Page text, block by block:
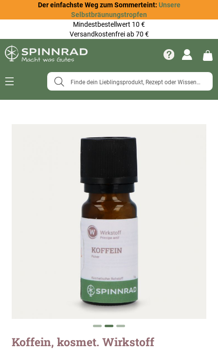
Der einfachste Weg zum Sommerteint: Unsere
Selbstbräunungstropfen
Mindestbestellwert 10 €
Versandkostenfrei ab 70 €
Navigation
Zum
Anfang
Koffein, kosmet. Wirkstoff